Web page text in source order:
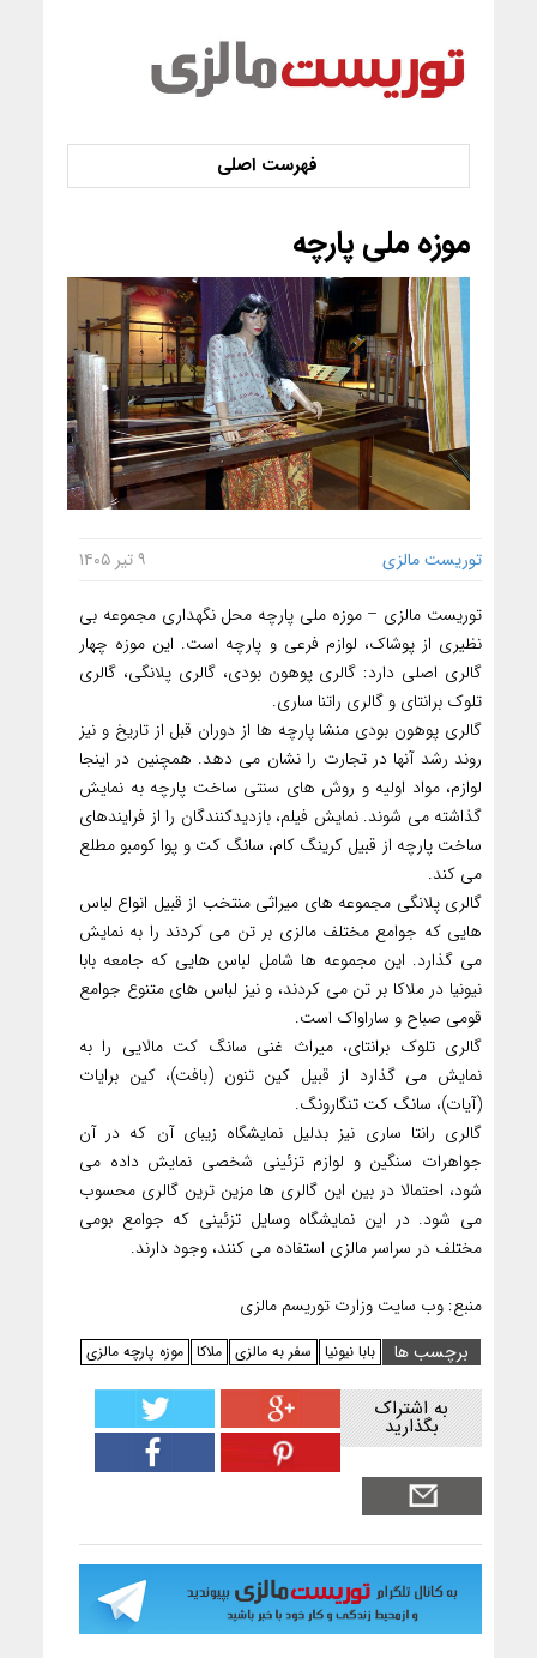
موزه ملی پارچه
توریست مالزی ۹ تیر ۱۴۰۵
توریست مالزی – موزه ملی پارچه محل نگهداری مجموعه بی
نظیری از پوشاک، لوازم فرعی و پارچه است. این موزه چهار
گالری اصلی دارد: گالری پوهون بودی، گالری پلانگی، گالری
تلوک برانتای و گالری راتنا ساری.
گالری پوهون بودی منشا پارچه ها از دوران قبل از تاریخ و نیز
روند رشد آنها در تجارت را نشان می دهد. همچنین در اینجا
لوازم، مواد اولیه و روش های سنتی ساخت پارچه به نمایش
گذاشته می شوند. نمایش فیلم، بازدیدکنندگان را از فرایندهای
ساخت پارچه از قبیل کرینگ کام، سانگ کت و پوا کومبو مطلع
می کند.
گالری پلانگی مجموعه های میراثی منتخب از قبیل انواع لباس
هایی که جوامع مختلف مالزی بر تن می کردند را به نمایش
می گذارد. این مجموعه ها شامل لباس هایی که جامعه بابا
نیونیا در ملاکا بر تن می کردند، و نیز لباس های متنوع جوامع
قومی صباح و ساراواک است.
گالری تلوک برانتای، میراث غنی سانگ کت مالایی را به
نمایش می گذارد از قبیل کین تنون (بافت)، کین برایات
(آیات)، سانگ کت تنگارونگ.
گالری رانتا ساری نیز بدلیل نمایشگاه زیبای آن که در آن
جواهرات سنگین و لوازم تزئینی شخصی نمایش داده می
شود، احتمالا در بین این گالری ها مزین ترین گالری محسوب
می شود. در این نمایشگاه وسایل تزئینی که جوامع بومی
مختلف در سراسر مالزی استفاده می کنند، وجود دارند.
منبع: وب سایت وزارت توریسم مالزی
برچسب ها
بابا نیونیا سفر به مالزی ملاکا موزه پارچه مالزی
به اشتراک
بگذارید